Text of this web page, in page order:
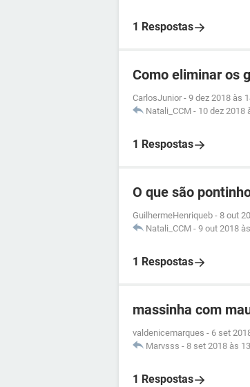
1 Respostas
Como eliminar os
CarlosJunior - 9 dez 2018 às
Natali_CCM - 10 dez 2018
1 Respostas
O que são
GuilhermeHenriqueb - 8 out
Natali_CCM - 9 out 2018
1 Respostas
massinha com
valdenicemarques - 6 set
Marvsss - 8 set 2018 às
1 Respostas